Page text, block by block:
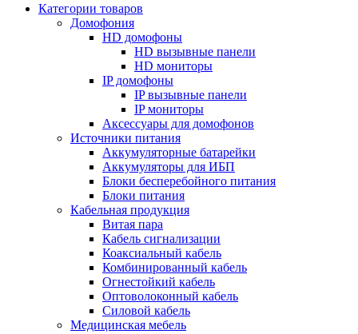
Категории товаров
Домофония
HD домофоны
HD вызывные панели
HD мониторы
IP домофоны
IP вызывные панели
IP мониторы
Аксессуары для домофонов
Источники питания
Аккумуляторные батарейки
Аккумуляторы для ИБП
Блоки бесперебойного питания
Блоки питания
Кабельная продукция
Витая пара
Кабель сигнализации
Коаксиальный кабель
Комбинированный кабель
Огнестойкий кабель
Оптоволоконный кабель
Силовой кабель
Медицинская мебель